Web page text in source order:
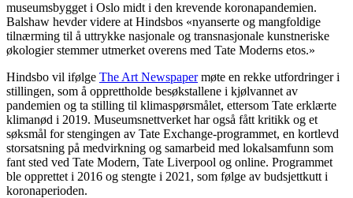
museumsbygget i Oslo midt i den krevende koronapandemien.
Balshaw hevder videre at Hindsbos «nyanserte og mangfoldige
tilnærming til å uttrykke nasjonale og transnasjonale kunstneriske
økologier stemmer utmerket overens med Tate Moderns etos.»
Hindsbo vil ifølge The Art Newspapermøte en rekke utfordringer i
stillingen, som å opprettholde besøkstallene i kjølvannet av
pandemien og ta stilling til klimaspørsmålet, ettersom Tate erklærte
klimanød i 2019. Museumsnettverket har også fått kritikk og et
søksmål for stengingen av Tate Exchange-programmet, en kortlevd
storsatsning på medvirkning og samarbeid med lokalsamfunn som
fant sted ved Tate Modern, Tate Liverpool og online. Programmet
ble opprettet i 2016 og stengte i 2021, som følge av budsjettkutt i
koronaperioden.